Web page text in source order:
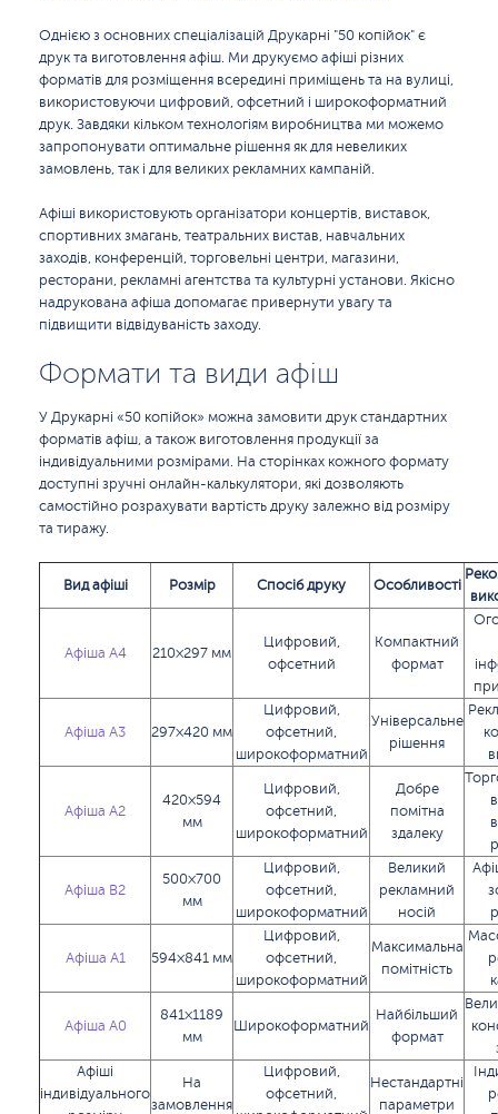
Однією з основних спеціалізацій Друкарні "50 копійок" є
друк та виготовлення афіш. Ми друкуємо афіші різних
форматів для розміщення всередині приміщень та на вулиці,
використовуючи цифровий, офсетний і широкоформатний
друк. Завдяки кільком технологіям виробництва ми можемо
запропонувати оптимальне рішення як для невеликих
замовлень, так і для великих рекламних кампаній.
Афіші використовують організатори концертів, виставок,
спортивних змагань, театральних вистав, навчальних
заходів, конференцій, торговельні центри, магазини,
ресторани, рекламні агентства та культурні установи. Якісно
надрукована афіша допомагає привернути увагу та
підвищити відвідуваність заходу.
Формати та види афіш
У Друкарні «50 копійок» можна замовити друк стандартних
форматів афіш, а також виготовлення продукції за
індивідуальними розмірами. На сторінках кожного формату
доступні зручні онлайн-калькулятори, які дозволяють
самостійно розрахувати вартість друку залежно від розміру
та тиражу.
Вид афіші Розмір Спосіб друку Особливості
Афіша А4 210×297 мм
Цифровий,
офсетний
Компактний
формат
Афіша А3 297×420 мм
Цифровий,
офсетний,
широкоформатний
Універсальне
рішення
Афіша А2
420×594
мм
Цифровий,
офсетний,
широкоформатний
Добре
помітна
здалеку
Афіша B2
500×700
мм
Цифровий,
офсетний,
широкоформатний
Великий
рекламний
носій
Афіша А1 594×841 мм
Цифровий,
офсетний,
широкоформатний
Максимальна
помітність
Афіша А0
841×1189
мм
Широкоформатний
Найбільший
формат
Афіші
індивідуального
На
замовлення
Цифровий,
офсетний,
Нестандартні
параметри